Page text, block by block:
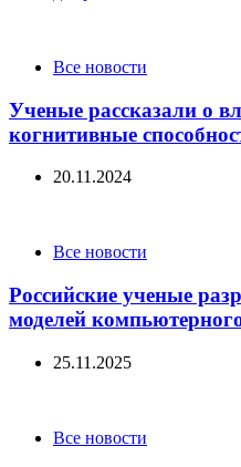
CategoriesВсе новости
Ученые рассказали о
когнитивные
20.11.2024
CategoriesВсе новости
Российские ученые
моделей
25.11.2025
CategoriesВсе новости